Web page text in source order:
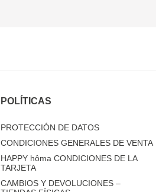
POLÍTICAS
PROTECCIÓN DE DATOS
CONDICIONES GENERALES DE VENTA
HAPPY hôma CONDICIONES DE LA
TARJETA
CAMBIOS Y DEVOLUCIONES –